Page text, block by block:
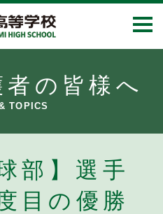
の皆様へ
TOPICS
部】選手
目の優勝